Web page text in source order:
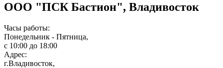
ООО "ПСК Бастион", Владивосток
Часы работы:
Понедельник - Пятница,
с 10:00 до 18:00
Адрес:
г.Владивосток,